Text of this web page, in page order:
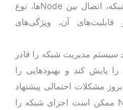
Nodeها در یک شبکه، اتصال بین Nodeها، نوع
قابلیت‌های آن، ویژگی‌های
سیستم مدیریت شبکه را قادر
پایش کند و بهبودهایی را
مشکلات احتمالی پیشنهاد
دهد. سیستم NMS ممکن است اجزای شبکه را